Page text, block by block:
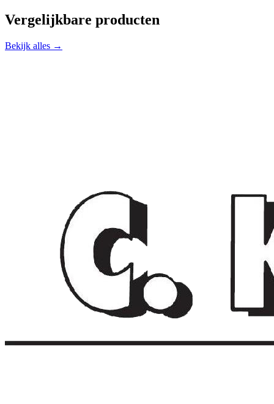
Vergelijkbare producten
Bekijk alles →